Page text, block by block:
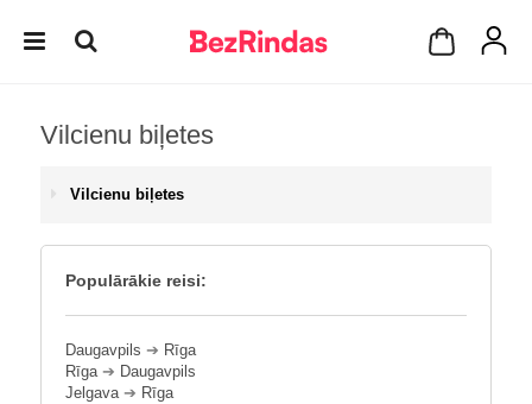
Vilcienu biļetes
Vilcienu biļetes
Populārākie reisi:
Daugavpils ➔ Rīga
Rīga➔ Daugavpils
Jelgava➔ Rīga